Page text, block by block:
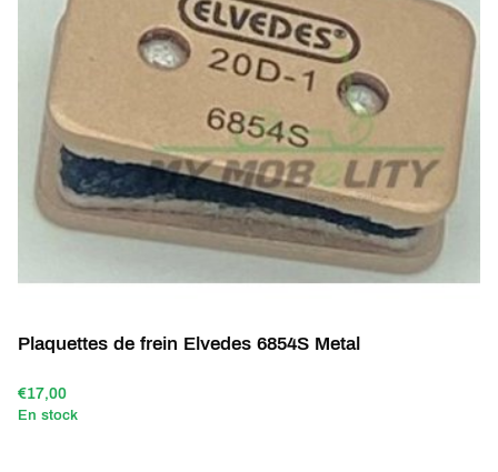
Plaquettes de frein Elvedes 6854S Metal
€17,00
En stock